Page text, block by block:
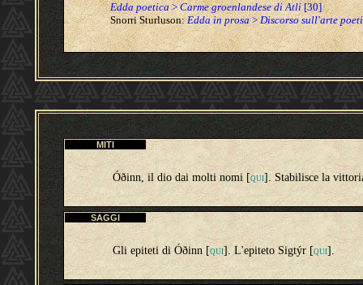
Edda poetica>Carme groenlandese di Atli[30]
Snorri Sturluson:Edda in prosa>Discorso sull'arte
MITI
Óðinn, il dio dai molti nomi [QUI]. Stabilisce la
SAGGI
Gli epiteti di Óðinn [QUI]. L'epiteto Sigtýr [QUI].